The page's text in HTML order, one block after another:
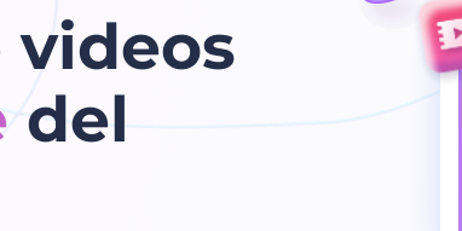
videos
del